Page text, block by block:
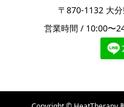
〒870-1132 大
営業時間 / 10:00〜